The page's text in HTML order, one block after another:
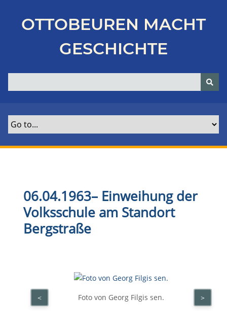
p
OTTOBEUREN MACHT
GESCHICHTE
06.04.1963– Einweihung der
Volksschule am Standort
Bergstraße
Foto von Georg Filgis sen.
< >